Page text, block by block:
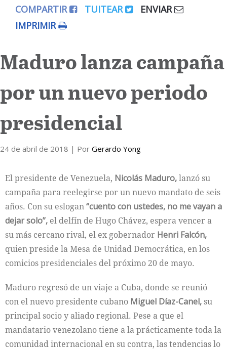
Editorial
Colaboradores
Internacional
Cultura
COMPARTIR TUITEAR
ENVIAR
IMPRIMIR
Maduro lanza campaña
por un nuevo periodo
presidencial
24 de abril de 2018 | Por Gerardo Yong
El presidente de Venezuela, Nicolás Maduro,lanzó su
campaña para reelegirse por un nuevo mandato de seis
años. Con su eslogan“cuento con ustedes, no me vayan a
dejar solo”, el delfín de Hugo Chávez, espera vencer a
su más cercano rival, el ex gobernador Henri Falcón,
quien preside la Mesa de Unidad Democrática, en los
comicios presidenciales del próximo 20 de mayo.
Maduro regresó de un viaje a Cuba, donde se reunió
con el nuevo presidente cubano Miguel Díaz-Canel,su
principal socio y aliado regional. Pese a que el
mandatario venezolano tiene a la prácticamente toda la
comunidad internacional en su contra, las tendencias lo